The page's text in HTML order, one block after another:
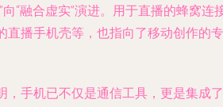
“融合虚实”演进。用于直播的蜂窝连
直播手机壳等，也指向了移动创作的专
，手机已不仅是通信工具，更是集成了